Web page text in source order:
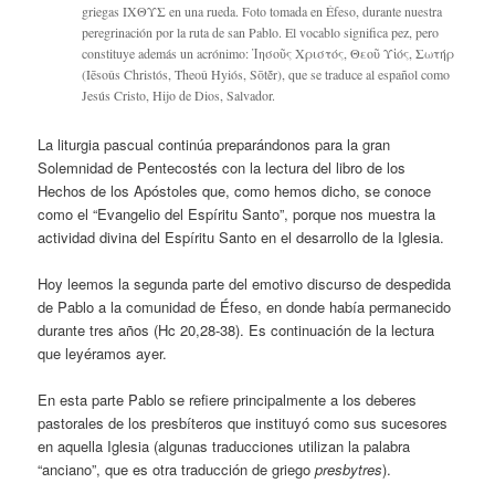
griegas ΙΧΘΥΣ en una rueda. Foto tomada en Éfeso, durante nuestra
peregrinación por la ruta de san Pablo. El vocablo significa pez, pero
constituye además un acrónimo: Ἰησοῦς Χριστός, Θεοῦ Υἱός, Σωτήρ
(Iēsoûs Christós, Theoû Hyiós, Sōtḗr), que se traduce al español como
Jesús Cristo, Hijo de Dios, Salvador.
La liturgia pascual continúa preparándonos para la gran
Solemnidad de Pentecostés con la lectura del libro de los
Hechos de los Apóstoles que, como hemos dicho, se conoce
como el “Evangelio del Espíritu Santo”, porque nos muestra la
actividad divina del Espíritu Santo en el desarrollo de la Iglesia.
Hoy leemos la segunda parte del emotivo discurso de despedida
de Pablo a la comunidad de Éfeso, en donde había permanecido
durante tres años (Hc 20,28-38). Es continuación de la lectura
que leyéramos ayer.
En esta parte Pablo se refiere principalmente a los deberes
pastorales de los presbíteros que instituyó como sus sucesores
en aquella Iglesia (algunas traducciones utilizan la palabra
“anciano”, que es otra traducción de griegopresbytres).